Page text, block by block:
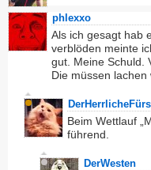
phlexxo
Als ich gesagt hab
verblöden meinte
gut. Meine Schuld.
Die müssen lachen
Beim Wettlauf
führend.
DerWesten